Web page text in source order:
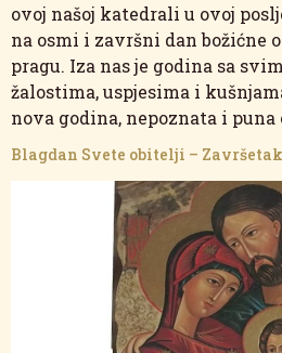
ovoj našoj katedrali u ovoj
na osmi i završni dan božićne
pragu. Iza nas je godina sa
žalostima, uspjesima i
nova godina, nepoznata i puna
Blagdan Svete obitelji –